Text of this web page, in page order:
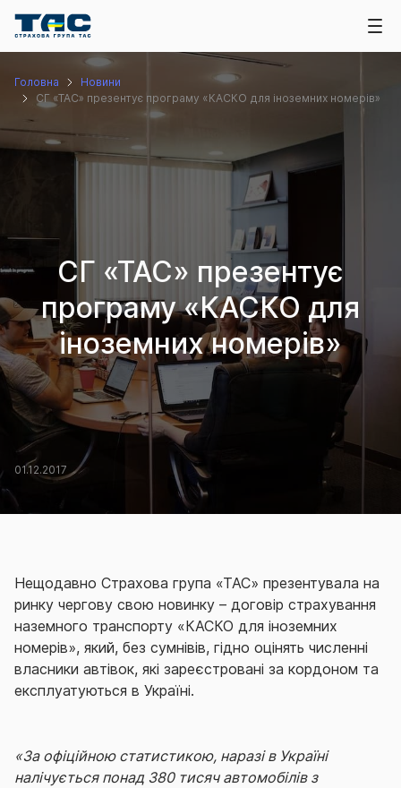
Головна
Новини
СГ «ТАС» презентує програму «КАСКО для іноземних номерів»
СГ «ТАС» презентує
програму «КАСКО для
іноземних номерів»
01.12.2017
Нещодавно Страхова група «ТАС» презентувала на
ринку чергову свою новинку – договір страхування
наземного транспорту «КАСКО для іноземних
номерів», який, без сумнівів, гідно оцінять численні
власники автівок, які зареєстровані за кордоном та
експлуатуються в Україні.
«За офіційною статистикою, наразі в Україні
налічується понад 380 тисяч автомобілів з